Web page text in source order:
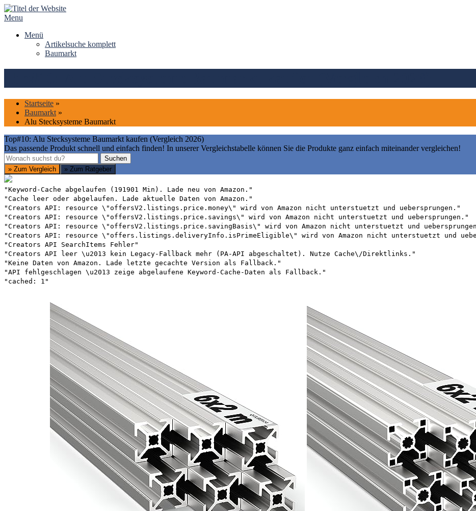
Skip
to
Menu
Menü
Artikelsuche komplett
Baumarkt
Startseite »
Baumarkt »
Alu Stecksysteme Baumarkt
Top#10: Alu Stecksysteme Baumarkt kaufen (Vergleich 2026)
Das passende Produkt schnell und einfach finden! In unserer Vergleichstabelle können Sie die Produkte ganz einfach miteinander vergleichen!
Suchen
Suchen
» Zum Vergleich
» Zum Ratgeber
"Keyword-Cache abgelaufen (191901 Min). Lade neu von Amazon."
"Cache leer oder abgelaufen. Lade aktuelle Daten von Amazon."
"Creators API: resource \"offersV2.listings.price.money\" wird von Amazon nicht unterstuetzt und uebersprungen."
"Creators API: resource \"offersV2.listings.price.savings\" wird von Amazon nicht unterstuetzt und uebersprungen."
"Creators API: resource \"offersV2.listings.price.savingBasis\" wird von Amazon nicht unterstuetzt und
"Creators API: resource \"offers.listings.deliveryInfo.isPrimeEligible\" wird von Amazon nicht unterstuetzt und
"Creators API SearchItems Fehler"
"Creators API leer \u2013 kein Legacy-Fallback mehr (PA-API abgeschaltet). Nutze Cache\/Direktlinks."
"Keine Daten von Amazon. Lade letzte gecachte Version als Fallback."
"API fehlgeschlagen \u2013 zeige abgelaufene Keyword-Cache-Daten als Fallback."
"cached: 1"